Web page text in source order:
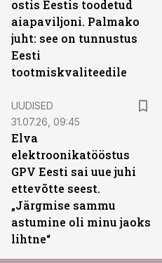
ostis Eestis toodetud
aiapaviljoni. Palmako
juht: see on tunnustus
Eesti
tootmiskvaliteedile
UUDISED
31.07.26, 09:45
Elva
elektroonikatööstus
GPV Eesti sai uue juhi
ettevõtte seest.
„Järgmise sammu
astumine oli minu jaoks
lihtne“